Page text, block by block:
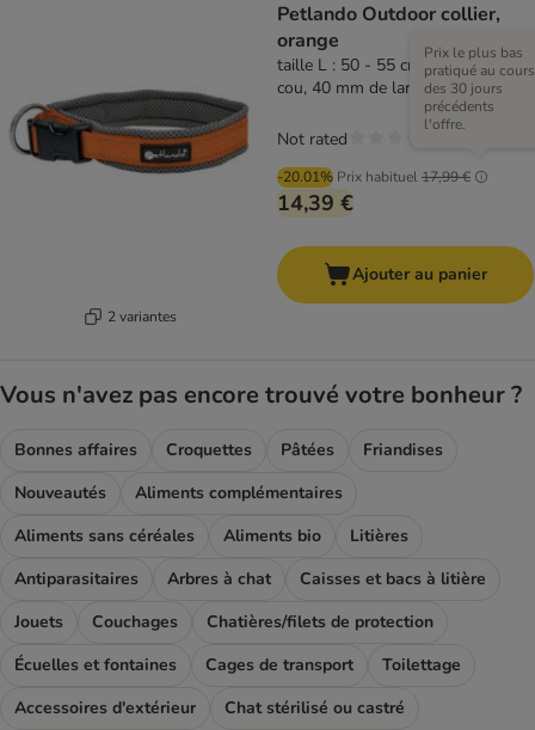
2 variantes
Petlando Outdoor collier,
orange
taille L : 50 - 55 cm de tour de
cou, 40 mm de large
-20.01% Prix habituel17,99 €
Prix le plus bas
pratiqué au cours
des 30 jours
précédents
l'offre.
14,39 €
Not rated
Ajouter au panier
Vous n'avez pas encore trouvé votre bonheur ?
Bonnes affaires Croquettes Pâtées
Friandises
Nouveautés
Aliments complémentaires
Aliments sans céréales
Aliments bio
Litières
Antiparasitaires
Arbres à chat
Caisses et bacs à litière
Jouets
Couchages
Chatières/filets de protection
Écuelles et fontaines
Cages de transport
Toilettage
Accessoires d'extérieur
Chat stérilisé ou castré